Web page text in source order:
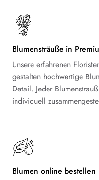
Blumensträuße in
Unsere erfahrenen
gestalten hochwertige
Detail. Jeder
individuell
Blumen online